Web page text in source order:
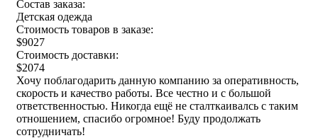
Состав заказа:
Детская одежда
Стоимость товаров в заказе:
$9027
Стоимость доставки:
$2074
Хочу поблагодарить данную компанию за оперативность,
скорость и качество работы. Все честно и с большой
ответственностью. Никогда ещё не сталткаивалсь с таким
отношением, спасибо огромное! Буду продолжать
сотрудничать!